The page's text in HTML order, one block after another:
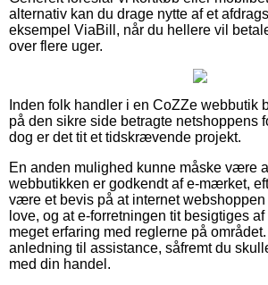
alternativ kan du drage nytte af et
eksempel ViaBill, når du hellere vil
over flere uger.
Inden folk handler i en CoZZe webbutik
på den sikre side betragte netshoppens
dog er det tit et tidskrævende projekt.
En anden mulighed kunne måske være
webbutikken er godkendt af e-mærket,
være et bevis på at internet
love, og at e-forretningen tit besigtiges
meget erfaring med reglerne på
anledning til assistance, såfremt du
med din handel.